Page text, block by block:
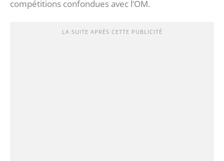
compétitions confondues avec l’OM.
LA SUITE APRÈS CETTE PUBLICITÉ